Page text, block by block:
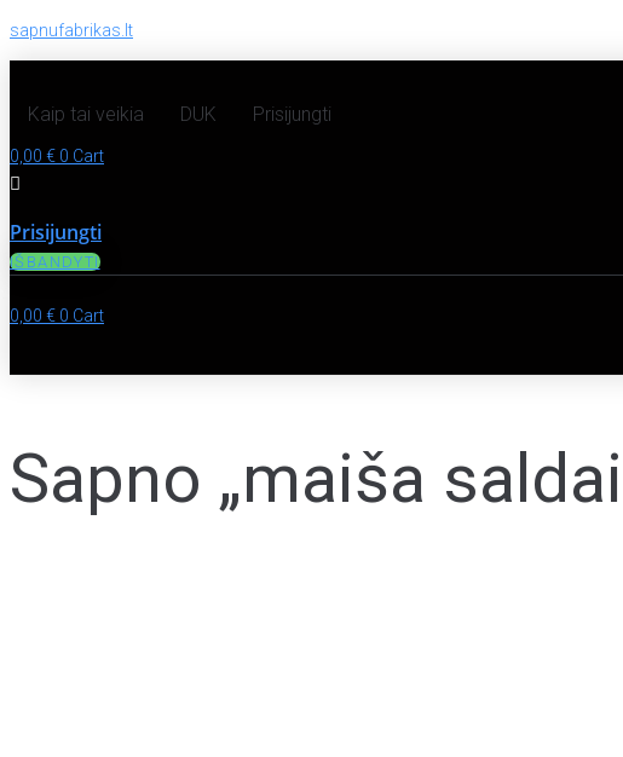
sapnufabrikas.lt
Kaip tai veikia DUK Prisijungti
0,00 € 0 Cart
Prisijungti
IŠBANDYTI
0,00 € 0 Cart
Sapno „maiša